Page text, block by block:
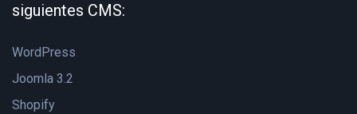
siguientes CMS:
WordPress
Joomla 3.2
Shopify